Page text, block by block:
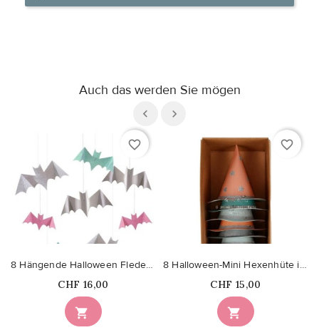
Auch das werden Sie mögen
favorite_border

8 Hängende Halloween Fledermäuse mit pastellfarbenen...
Price
CHF 16,00
favorite_border

8 Halloween-Mini Hexenhüte in Pastellfarben
Price
CHF 15,00